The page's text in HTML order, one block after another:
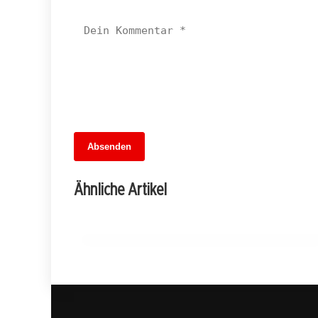
Absenden
Ähnliche Artikel
MuseumsMeileMitte: Berlins neues
kulturelles Herz schlägt am